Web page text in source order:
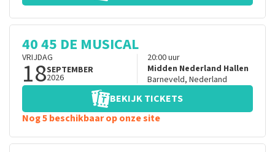
40 45 DE MUSICAL
VRIJDAG
18SEPTEMBER
2026
20:00uur
Midden Nederland Hallen
Barneveld, Nederland
BEKIJK TICKETS
Nog 5 beschikbaar op onze site